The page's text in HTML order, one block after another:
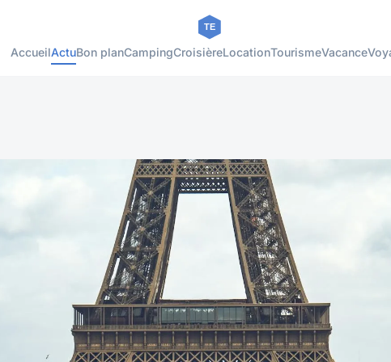
AccueilActuBon planCampingCroisièreLocationTourismeVacance